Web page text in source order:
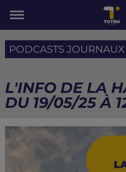
PODCASTS
L'INFO DE LA
DU 19/05/25 À